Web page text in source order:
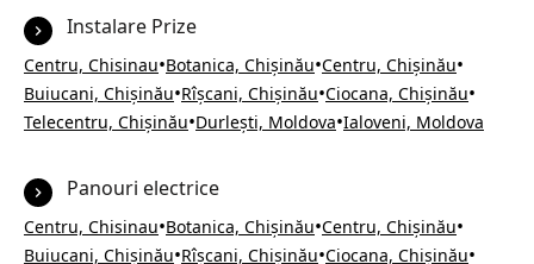
Instalare Prize
Centru, Chisinau•Botanica, Chișinău•Centru, Chișinău•
Buiucani, Chișinău•Rîșcani, Chișinău•Ciocana, Chișinău•
Telecentru, Chișinău•Durlești, Moldova•Ialoveni, Moldova
Panouri electrice
Centru, Chisinau•Botanica, Chișinău•Centru, Chișinău•
Buiucani, Chișinău•Rîșcani, Chișinău•Ciocana, Chișinău•